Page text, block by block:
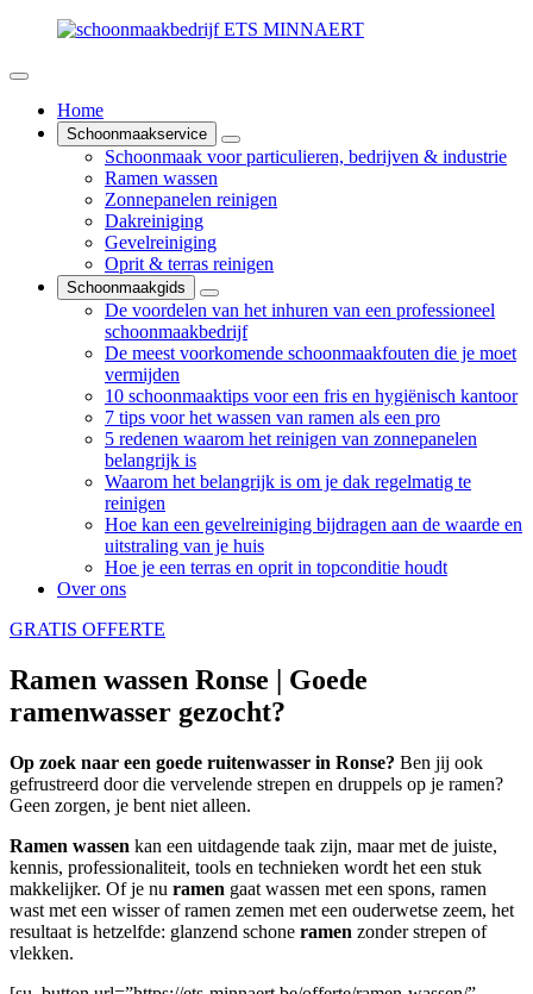
Home
Schoonmaakservice
Schoonmaak voor particulieren, bedrijven & industrie
Ramen wassen
Zonnepanelen reinigen
Dakreiniging
Gevelreiniging
Oprit & terras reinigen
Schoonmaakgids
De voordelen van het inhuren van een professioneel
schoonmaakbedrijf
De meest voorkomende schoonmaakfouten die je moet
vermijden
10 schoonmaaktips voor een fris en hygiënisch kantoor
7 tips voor het wassen van ramen als een pro
5 redenen waarom het reinigen van zonnepanelen
belangrijk is
Waarom het belangrijk is om je dak regelmatig te
reinigen
Hoe kan een gevelreiniging bijdragen aan de waarde en
uitstraling van je huis
Hoe je een terras en oprit in topconditie houdt
Over ons
GRATIS OFFERTE
Ramen wassen Ronse | Goede
ramenwasser gezocht?
Op zoek naar een goede ruitenwasser in Ronse? Ben jij ook
gefrustreerd door die vervelende strepen en druppels op je ramen?
Geen zorgen, je bent niet alleen.
Ramen wassen kan een uitdagende taak zijn, maar met de juiste,
kennis, professionaliteit, tools en technieken wordt het een stuk
makkelijker. Of je nu ramen gaat wassen met een spons, ramen
wast met een wisser of ramen zemen met een ouderwetse zeem, het
resultaat is hetzelfde: glanzend schone ramen zonder strepen of
vlekken.